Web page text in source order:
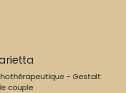
- Gestalt
couple